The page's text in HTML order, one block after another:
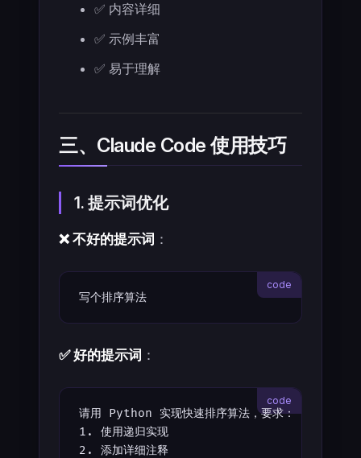
✅ 内容详细
✅ 示例丰富
✅ 易于理解
三、Claude Code 使用技巧
1. 提示词优化
❌ 不好的提示词 ：
写个排序算法
✅ 好的提示词 ：
请用 Python 实现快速排序算法，要求：
1. 使用递归实现
2. 添加详细注释